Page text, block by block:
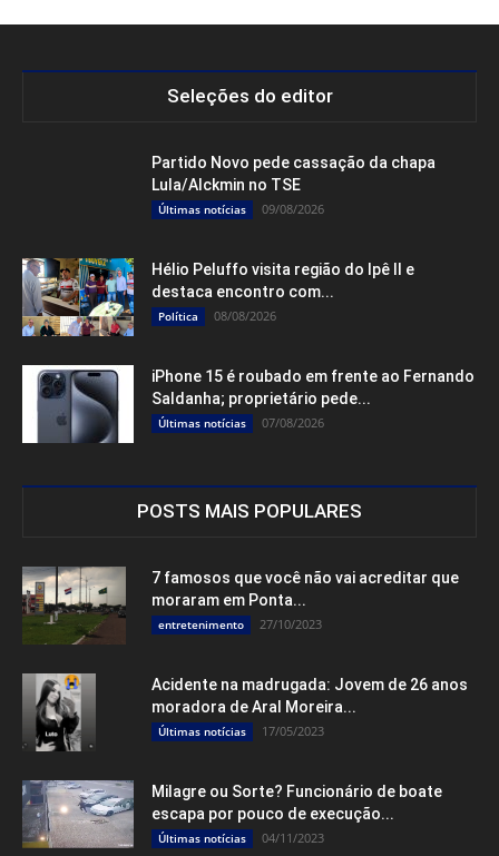
Seleções do editor
Partido Novo pede cassação da chapa
Lula/Alckmin no TSE
Últimas notícias 09/08/2026
Hélio Peluffo visita região do Ipê II e
destaca encontro com...
Política 08/08/2026
iPhone 15 é roubado em frente ao Fernando
Saldanha; proprietário pede...
Últimas notícias 07/08/2026
POSTS MAIS POPULARES
7 famosos que você não vai acreditar que
moraram em Ponta...
entretenimento 27/10/2023
Acidente na madrugada: Jovem de 26 anos
moradora de Aral Moreira...
Últimas notícias 17/05/2023
Milagre ou Sorte? Funcionário de boate
escapa por pouco de execução...
Últimas notícias 04/11/2023